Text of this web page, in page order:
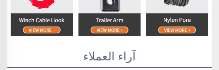
آراء العملاء